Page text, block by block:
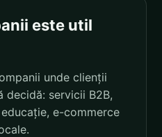
este util
unde clienții
decidă: servicii B2B,
e-commerce